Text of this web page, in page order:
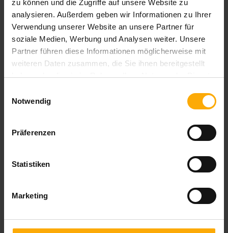
zu können und die Zugriffe auf unsere Website zu
analysieren. Außerdem geben wir Informationen zu Ihrer
Verwendung unserer Website an unsere Partner für
soziale Medien, Werbung und Analysen weiter. Unsere
Partner führen diese Informationen möglicherweise mit
weiteren Daten zusammen, die Sie ihnen bereitgestellt
haben oder die sie im Rahmen Ihrer Nutzung der Dienste
Notwendig
Präferenzen
Statistiken
Marketing
Inbound Marketing Blog JETZT abonnieren!
Foto: